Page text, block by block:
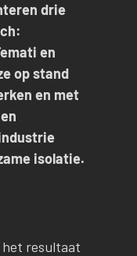
drie
en
op stand
en met
isolatie.
het resultaat